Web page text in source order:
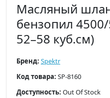
Масляный
бензопил
52–58 куб.см)
Бренд: Spektr
Код товара: SP-8160
Доступность: Out Of Stock